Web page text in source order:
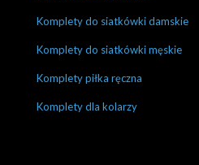
Komplety do siatkówki damskie
Komplety do siatkówki męskie
Komplety piłka ręczna
Komplety dla kolarzy